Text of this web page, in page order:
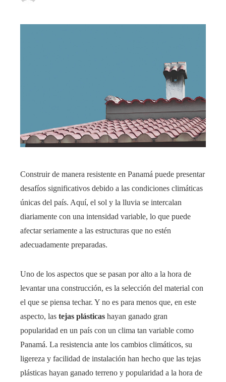
Construir de manera resistente en Panamá puede presentar
desafíos significativos debido a las condiciones climáticas
únicas del país. Aquí, el sol y la lluvia se intercalan
diariamente con una intensidad variable, lo que puede
afectar seriamente a las estructuras que no estén
adecuadamente preparadas.
Uno de los aspectos que se pasan por alto a la hora de
levantar una construcción, es la selección del material con
el que se piensa techar. Y no es para menos que, en este
aspecto, las tejas plásticas hayan ganado gran
popularidad en un país con un clima tan variable como
Panamá. La resistencia ante los cambios climáticos, su
ligereza y facilidad de instalación han hecho que las tejas
plásticas hayan ganado terreno y popularidad a la hora de